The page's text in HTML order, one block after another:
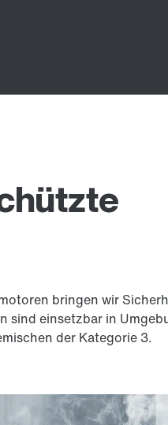
bringen wir
sind einsetzbar in
der Kategorie 3.